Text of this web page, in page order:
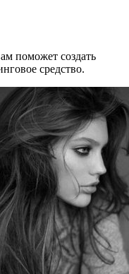
поможет создать
средство.